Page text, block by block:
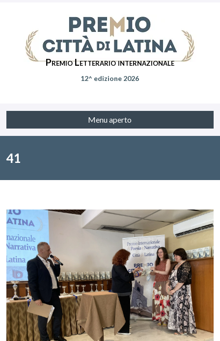
Premio Letterario internazionale
12^ edizione 2026
Menu aperto
41